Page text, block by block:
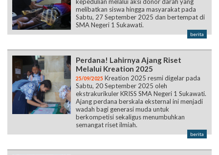
melibatkan siswa hingga masyarakat pada
Sabtu, 27 September 2025 dan bertempat di
SMA Negeri 1 Sukawati.
berita
Perdana! Lahirnya Ajang Riset
Melalui Kreation 2025
25/09/2025 Kreation 2025 resmi digelar pada
Sabtu, 20 September 2025 oleh
ekstrakurikuler KRISS SMA Negeri 1 Sukawati.
Ajang perdana berskala eksternal ini menjadi
wadah bagi generasi muda untuk
berkompetisi sekaligus menumbuhkan
semangat riset ilmiah.
berita